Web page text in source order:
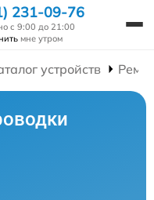
231-09-76
с 9:00 до 21:00
мне утром
устройств